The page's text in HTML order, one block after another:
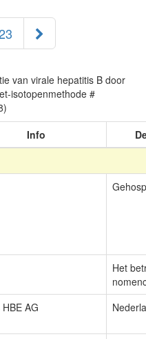
van virale hepatitis B door
isotopenmethode #
Info
Het
HBE AG